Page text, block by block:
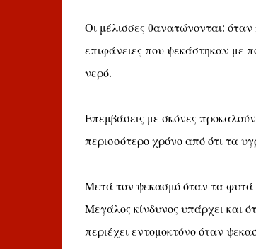
Οι μέλισσες θανατώνονται:
επιφάνειες που ψεκάστηκαν με
νερό.
Επεμβάσεις με σκόνες
περισσότερο χρόνο από ότι τα
Μετά τον ψεκασμό όταν τα φυτά
Μεγάλος κίνδυνος υπάρχει και
περιέχει εντομοκτόνο όταν